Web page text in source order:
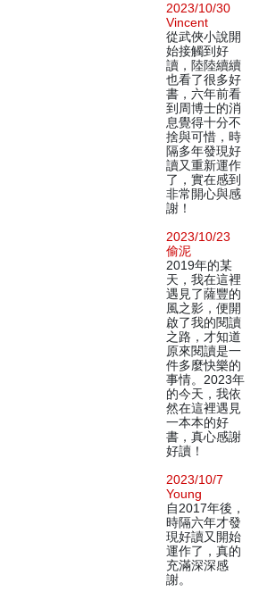
2023/10/30
Vincent
從武俠小說開
始接觸到好
讀，陸陸續續
也看了很多好
書，六年前看
到周博士的消
息覺得十分不
捨與可惜，時
隔多年發現好
讀又重新運作
了，實在感到
非常開心與感
謝！
2023/10/23
偷泥
2019年的某
天，我在這裡
遇見了薩豐的
風之影，便開
啟了我的閱讀
之路，才知道
原來閱讀是一
件多麼快樂的
事情。2023年
的今天，我依
然在這裡遇見
一本本的好
書，真心感謝
好讀！
2023/10/7
Young
自2017年後，
時隔六年才發
現好讀又開始
運作了，真的
充滿深深感
謝。